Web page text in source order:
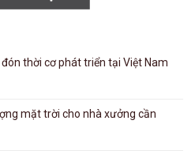
thời cơ phát triển tại Việt Nam
mặt trời cho nhà xưởng cần